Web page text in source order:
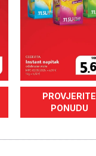
PROVJERITE
PONUDU